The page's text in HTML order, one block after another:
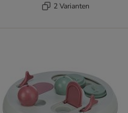
2 Varianten